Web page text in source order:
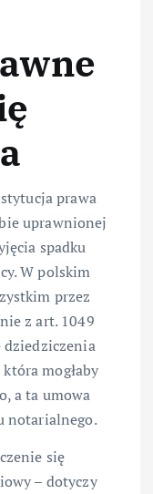
prawa
uprawnionej
spadku
W polskim
przez
z art. 1049
dziedziczenia
mogłaby
a ta umowa
notarialnego.
się
– dotyczy